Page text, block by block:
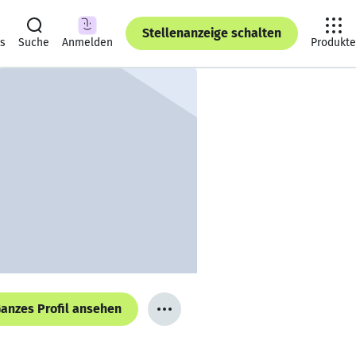
Suche Anmelden
Stellenanzeige schalten
Produkte
Profil ansehen